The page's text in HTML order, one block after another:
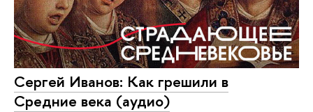
Сергей Иванов: Как грешили в
Средние века (аудио)